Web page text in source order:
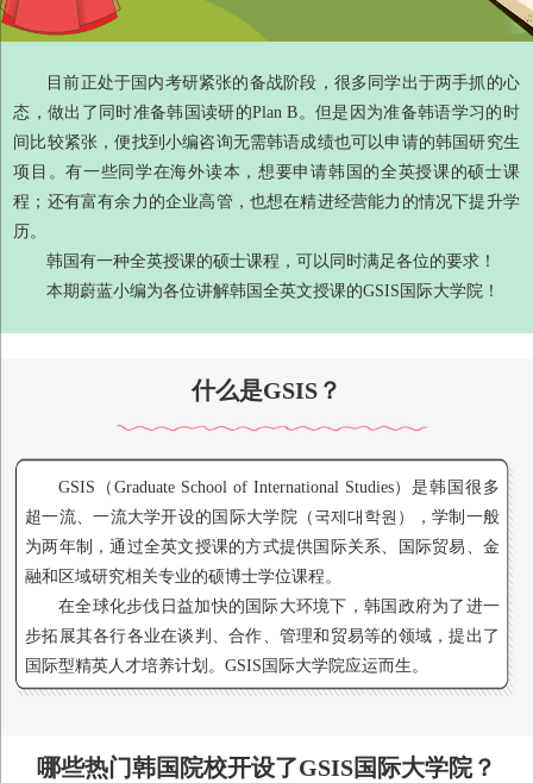
目前正处于国内考研紧张的备战阶段，很多同学出于两手抓的心
态，做出了同时准备韩国读研的Plan B。但是因为准备韩语学习的时
间比较紧张，便找到小编咨询无需韩语成绩也可以申请的韩国研究生
项目。有一些同学在海外读本，想要申请韩国的全英授课的硕士课
程；还有富有余力的企业高管，也想在精进经营能力的情况下提升学
历。
韩国有一种全英授课的硕士课程，可以同时满足各位的要求！
本期蔚蓝小编为各位讲解韩国全英文授课的GSIS国际大学院！
什么是GSIS？
GSIS（Graduate School of International Studies）是韩国很多
超一流、一流大学开设的国际大学院（국제대학원），学制一般
为两年制，通过全英文授课的方式提供国际关系、国际贸易、金
融和区域研究相关专业的硕博士学位课程。
在全球化步伐日益加快的国际大环境下，韩国政府为了进一
步拓展其各行各业在谈判、合作、管理和贸易等的领域，提出了
国际型精英人才培养计划。GSIS国际大学院应运而生。
哪些热门韩国院校开设了GSIS国际大学院？